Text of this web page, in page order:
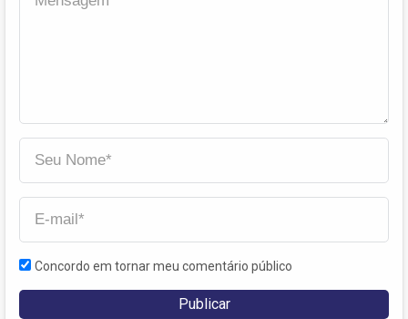
Concordo em tornar meu comentário público